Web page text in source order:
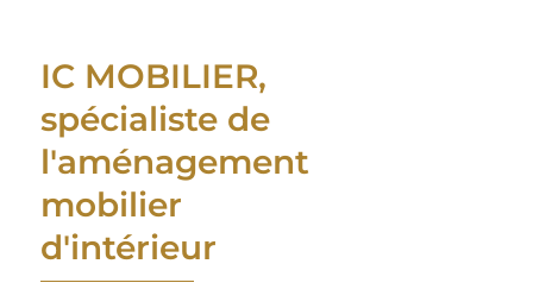
IC MOBILIER,
spécialiste de
l'aménagement
mobilier
d'intérieur